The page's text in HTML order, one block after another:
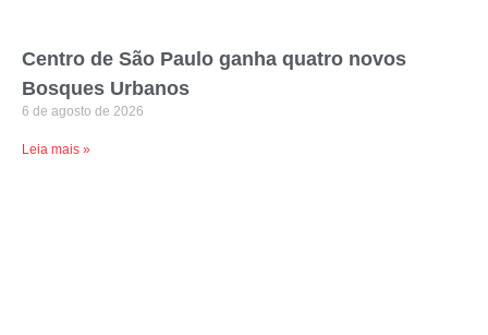
Centro de São Paulo ganha quatro novos
Bosques Urbanos
6 de agosto de 2026
Leia mais »